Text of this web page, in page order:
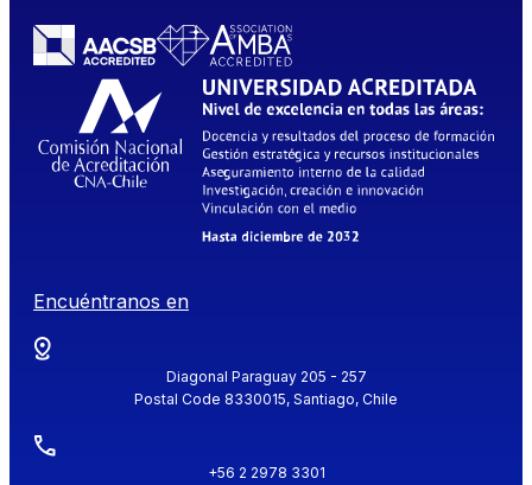
Encuéntranos en
Diagonal Paraguay 205 - 257
Postal Code 8330015, Santiago, Chile
+56 2 2978 3301